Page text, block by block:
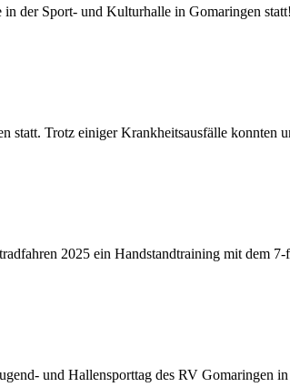
der Sport- und Kulturhalle in Gomaringen
Trotz einiger Krankheitsausfälle konnten
2025 ein Handstandtraining mit dem
und Hallensporttag des RV Gomaringen